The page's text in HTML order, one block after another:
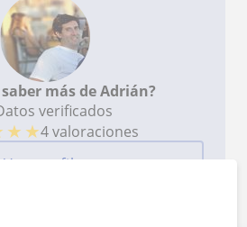
más de Adrián?
verificados
★ ★4 valoraciones
Ver perfil